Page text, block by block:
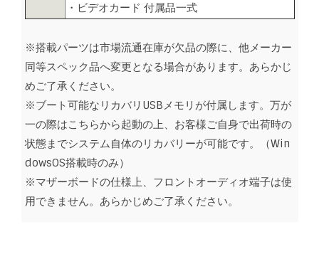
・ビデオカード 付属品一式
※搭載パーツは市場流通在庫が欠品の際に、他メーカー
同等スペック品へ変更となる場合があります。あらかじ
めご了承ください。
※ブート可能なリカバリUSBメモリが付属します。万が
一の際はこちらから起動の上、お客様ご自身で出荷時の
状態までシステム自体のリカバリーが可能です。（Win
dowsOS搭載時のみ）
※マザーボードの仕様上、フロントオーディオ端子は使
用できません。あらかじめご了承ください。